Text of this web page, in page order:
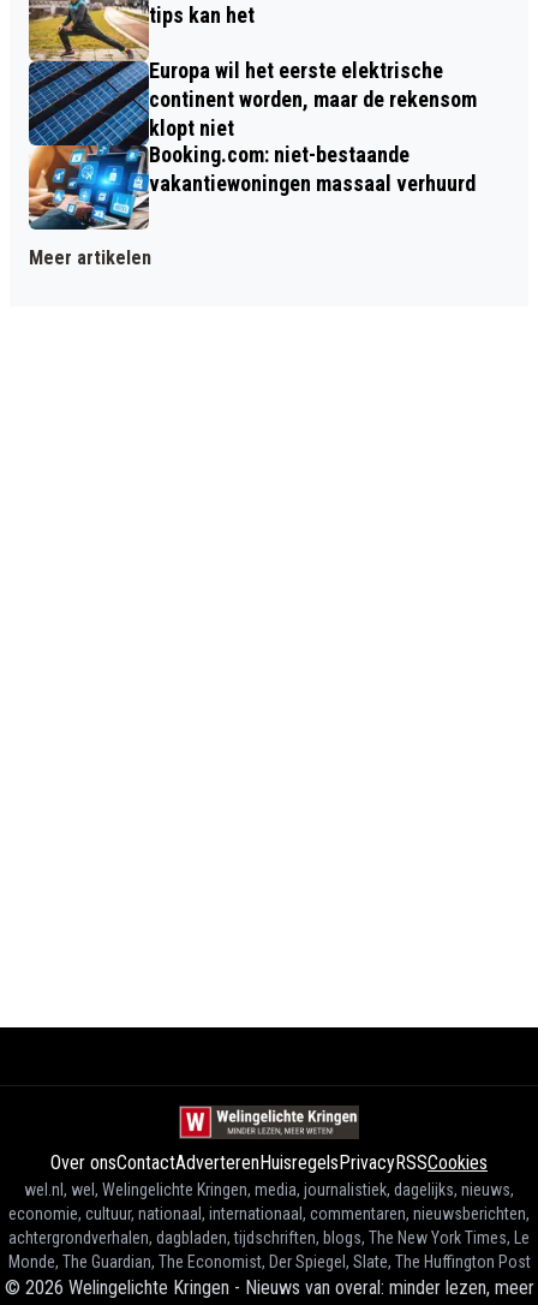
tips kan het
Europa wil het eerste elektrische
continent worden, maar de rekensom
klopt niet
Booking.com: niet-bestaande
vakantiewoningen massaal verhuurd
Meer artikelen
Over onsContactAdverterenHuisregelsPrivacyRSSCookies
wel.nl, wel, Welingelichte Kringen, media, journalistiek, dagelijks, nieuws,
economie, cultuur, nationaal, internationaal, commentaren, nieuwsberichten,
achtergrondverhalen, dagbladen, tijdschriften, blogs, The New York Times, Le
Monde, The Guardian, The Economist, Der Spiegel, Slate, The Huffington Post
© 2026 Welingelichte Kringen - Nieuws van overal: minder lezen, meer